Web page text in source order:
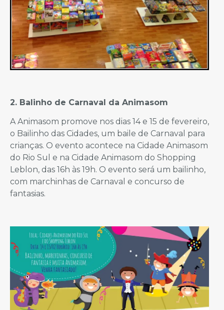
2. Balinho de Carnaval da Animasom
A Animasom promove nos dias 14 e 15 de fevereiro,
o Bailinho das Cidades, um baile de Carnaval para
crianças. O evento acontece na Cidade Animasom
do Rio Sul e na Cidade Animasom do Shopping
Leblon, das 16h às 19h. O evento será um bailinho,
com marchinhas de Carnaval e concurso de
fantasias.